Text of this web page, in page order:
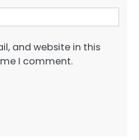
and website in this
I comment.